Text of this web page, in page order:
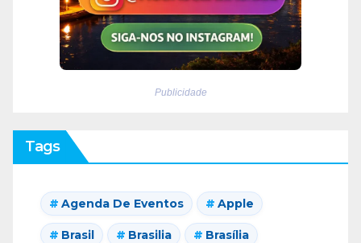
Publicidade
Tags
Agenda De Eventos Apple
Brasil Brasilia Brasília